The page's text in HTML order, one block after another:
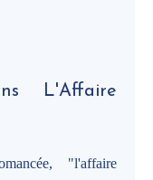
"l'affaire